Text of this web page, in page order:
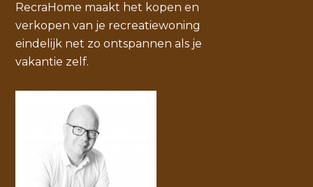
RecraHome maakt het kopen en
verkopen van je recreatiewoning
eindelijk net zo ontspannen als je
vakantie zelf.